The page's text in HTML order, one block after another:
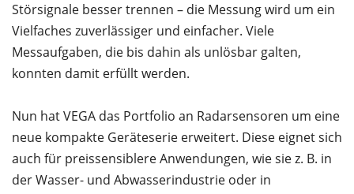
Störsignale besser trennen – die Messung wird um ein
Vielfaches zuverlässiger und einfacher. Viele
Messaufgaben, die bis dahin als unlösbar galten,
konnten damit erfüllt werden.
Nun hat VEGA das Portfolio an Radarsensoren um eine
neue kompakte Geräteserie erweitert. Diese eignet sich
auch für preissensiblere Anwendungen, wie sie z. B. in
der Wasser- und Abwasserindustrie oder in